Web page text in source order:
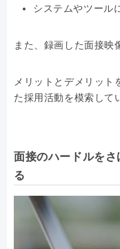
システムやツール
また、録画した面接映
メリットとデメリット
た採用活動を模索して
面接のハードルを
る